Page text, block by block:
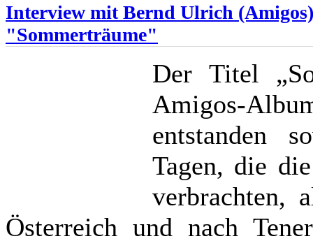
Interview mit Bernd Ulrich
"Sommerträume"
Der Titel
Amigos-
entstanden
Tagen, die
verbrachten,
Österreich und nach